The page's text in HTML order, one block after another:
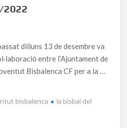
2022
dilluns 13 de desembre va
entre l’Ajuntament de
Bisbalenca CF per a la …
bisbalenca
la bisbal del